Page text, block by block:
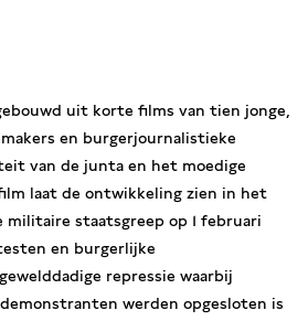
uit korte films van tien jonge,
en burgerjournalistieke
van de junta en het moedige
laat de ontwikkeling zien in het
militaire staatsgreep op 1 februari
en burgerlijke
repressie waarbij
werden opgesloten is